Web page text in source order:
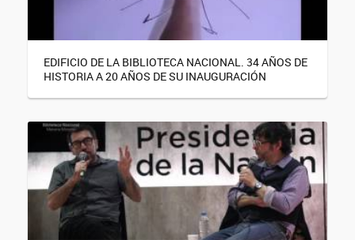
EDIFICIO DE LA BIBLIOTECA NACIONAL. 34 AÑOS DE
HISTORIA A 20 AÑOS DE SU INAUGURACIÓN